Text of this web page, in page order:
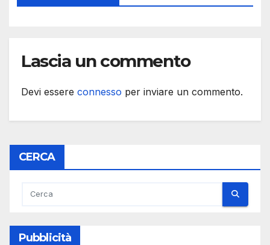
Lascia un commento
Devi essere connesso per inviare un commento.
CERCA
Pubblicità